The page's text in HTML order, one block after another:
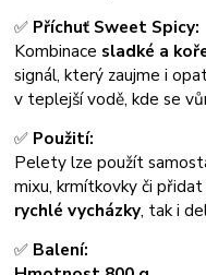
✅ Příchuť Sweet Spicy:
Kombinace sladké a
signál, který zaujme i
v teplejší vodě, kde se
✅ Použití:
Pelety lze použít
mixu, krmítkovky či
rychlé vycházky, tak i
✅ Balení: